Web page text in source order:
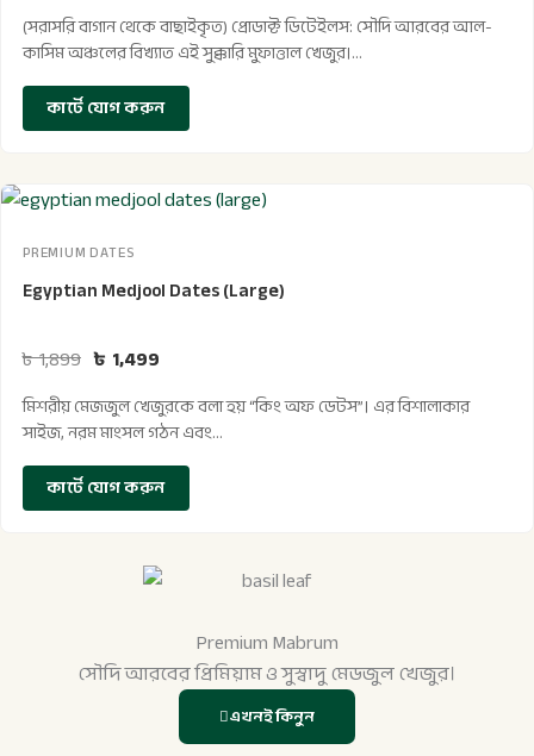
(সরাসরি বাগান থেকে বাছাইকৃত) প্রোডাক্ট ডিটেইলস: সৌদি আরবের আল-
কাসিম অঞ্চলের বিখ্যাত এই সুক্কারি মুফাত্তাল খেজুর।…
কার্টে যোগ করুন
PREMIUM DATES
Egyptian Medjool Dates (Large)
৳1,899 ৳ 1,499
মিশরীয় মেজজুল খেজুরকে বলা হয় “কিং অফ ডেটস”। এর বিশালাকার
সাইজ, নরম মাংসল গঠন এবং…
কার্টে যোগ করুন
Premium Mabrum
সৌদি আরবের প্রিমিয়াম ও সুস্বাদু মেডজুল খেজুর।
এখনই কিনুন